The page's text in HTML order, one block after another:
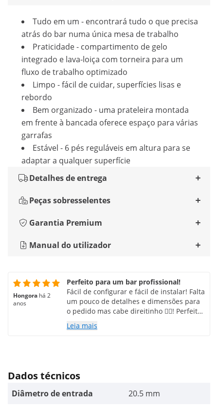
Tudo em um - encontrará tudo o que precisa
atrás do bar numa única mesa de trabalho
Praticidade - compartimento de gelo
integrado e lava-loiça com torneira para um
fluxo de trabalho optimizado
Limpo - fácil de cuidar, superfícies lisas e
rebordo
Bem organizado - uma prateleira montada
em frente à bancada oferece espaço para várias
garrafas
Estável - 6 pés reguláveis em altura para se
adaptar a qualquer superfície
Detalhes de entrega
Peças sobresselentes
Garantia Premium
Manual do utilizador
Hongora há 2
anos
Perfeito para um bar profissional!
Fácil de configurar e fácil de instalar! Falta
um pouco de detalhes e dimensões para
o pedido mas cabe direitinho 😮‍💨! Perfeito
para um bar de coquetéis! Nível
qualidade/preço muito bom investimento!
Leia mais
Dados técnicos
Diâmetro de entrada
20.5 mm